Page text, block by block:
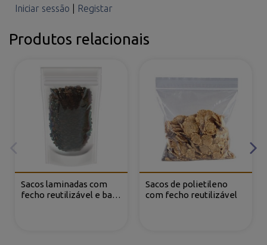
Iniciar sessão
Registar
Produtos relacionais
Sacos laminadas com
fecho reutilizável e base
Sacos de polietileno
com fecho reutilizável